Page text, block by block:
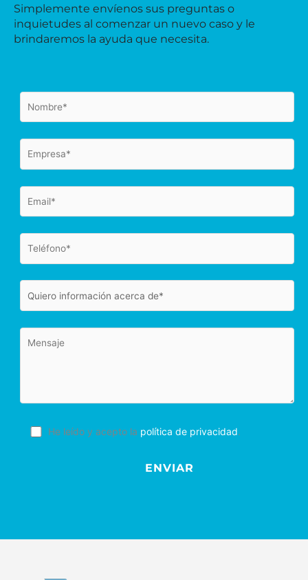
Simplemente envíenos sus preguntas o
inquietudes al comenzar un nuevo caso y le
brindaremos la ayuda que necesita.
He leído y acepto la política de privacidad.